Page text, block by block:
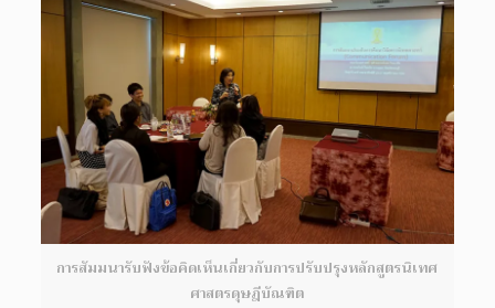
การสัมมนารับฟังข้อคิดเห็นเกี่ยวกับการปรับปรุงหลักสูตรนิเทศ
ศาสตรดุษฎีบัณฑิต